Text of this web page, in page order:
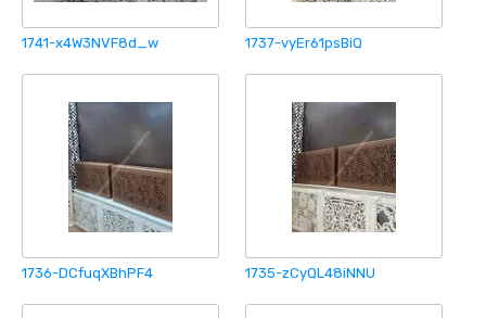
1741-x4W3NVF8d_w 1737-vyEr61psBiQ
1736-DCfuqXBhPF4 1735-zCyQL48iNNU